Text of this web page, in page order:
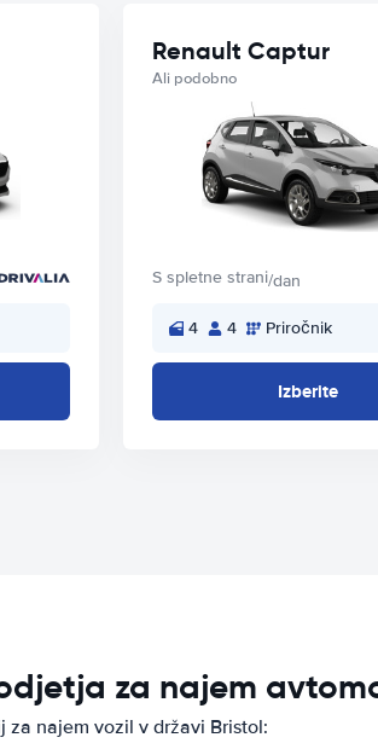
Renault Captur
Ali podobno
S spletne strani/dan
4 4 Priročnik
Izberite
za najem
za najem vozil v državi Bristol: